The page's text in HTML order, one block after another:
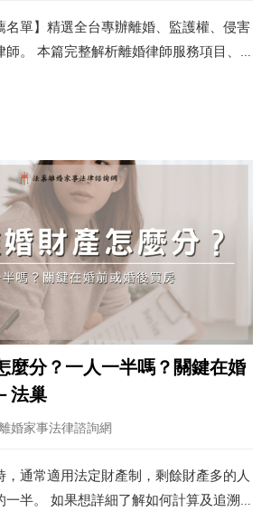
名單】精選全台專辦離婚、監護權、侵害
。 本篇完整解析離婚律師服務項目、
功案例，協助您找到最合適的離婚律
供 免費離婚法律諮詢，從訴訟策略、協
麼分？一人一半嗎？關鍵在婚
法巢
婚家事法律諮詢網
，通常適用法定財產制，剩餘財產多的人
一半。 如果想詳細了解如何計算及追溯
您釐清資產。